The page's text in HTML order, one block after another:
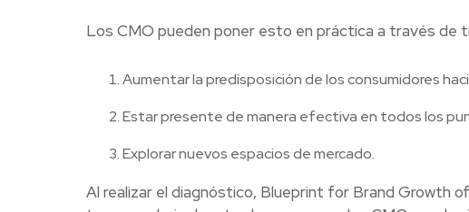
Los CMO pueden poner esto en práctica a través de
Aumentar la predisposición de los consumidores
Estar presente de manera efectiva en todos los
Explorar nuevos espacios de mercado.
Al realizar el diagnóstico, Blueprint for Brand Growth